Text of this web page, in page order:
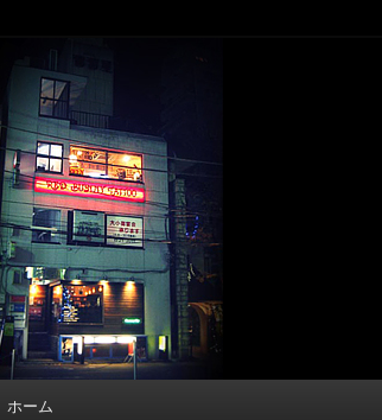
東京 タトゥースタジオ
Tattoo タトゥーデザイ
タトゥーデザイン・画像の紹介（和彫り・ワンポ
ホーム